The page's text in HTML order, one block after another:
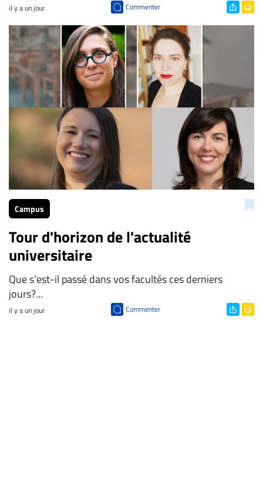
il y a un jour Commenter
Campus
Tour d'horizon de l'actualité
universitaire
Que s’est-il passé dans vos facultés ces derniers
jours?...
il y a un jour Commenter